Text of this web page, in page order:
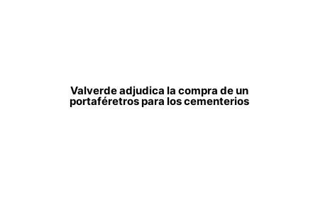
Valverde adjudica la compra de un
portaféretros para los cementerios